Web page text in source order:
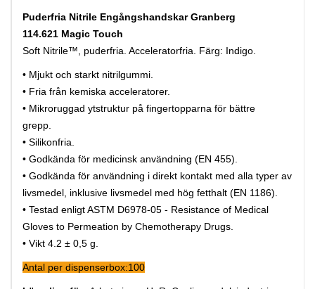
Puderfria Nitrile Engångshandskar Granberg
114.621 Magic Touch
Soft Nitrile™, puderfria. Acceleratorfria. Färg: Indigo.
• Mjukt och starkt nitrilgummi.
• Fria från kemiska acceleratorer.
• Mikroruggad ytstruktur på fingertopparna för bättre
grepp.
• Silikonfria.
• Godkända för medicinsk användning (EN 455).
• Godkända för användning i direkt kontakt med alla typer av
livsmedel, inklusive livsmedel med hög fetthalt (EN 1186).
• Testad enligt ASTM D6978-05 - Resistance of Medical
Gloves to Permeation by Chemotherapy Drugs.
• Vikt 4.2 ± 0,5 g.
Antal per dispenserbox:100